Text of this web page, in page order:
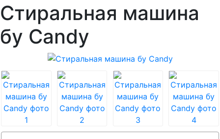
Стиральная машина
бу Candy